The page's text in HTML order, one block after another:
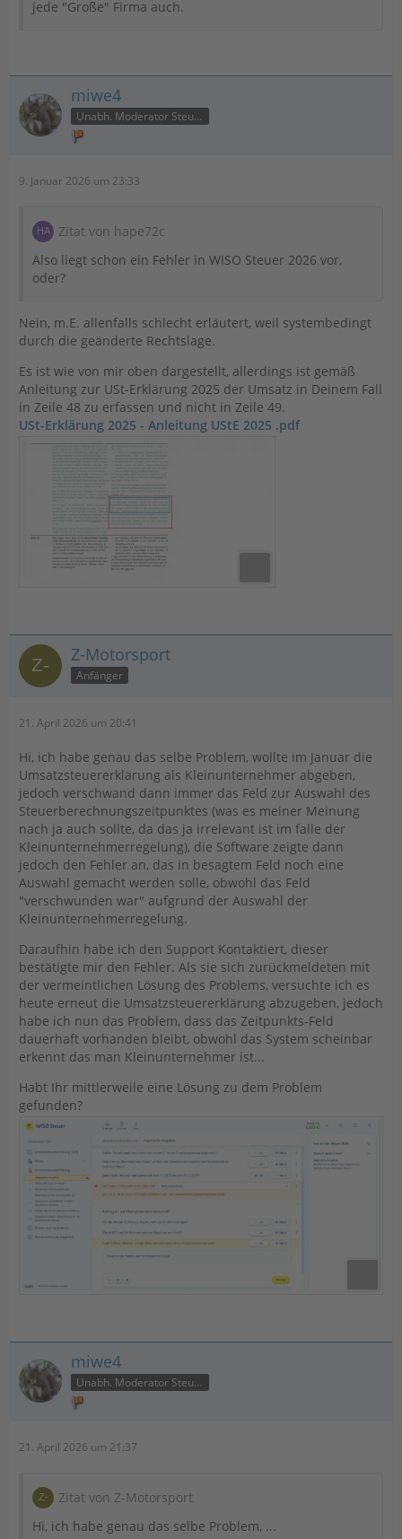
jede "Große" Firma auch.
miwe4
Unabh. Moderator Steuer
9. Januar 2026 um 23:33
Zitat von hape72c
Also liegt schon ein Fehler in WISO Steuer 2026 vor,
oder?
Nein, m.E. allenfalls schlecht erläutert, weil systembedingt
durch die geänderte Rechtslage.
Es ist wie von mir oben dargestellt, allerdings ist gemäß
Anleitung zur USt-Erklärung 2025 der Umsatz in Deinem Fall
in Zeile 48 zu erfassen und nicht in Zeile 49.
USt-Erklärung 2025 - Anleitung UStE 2025 .pdf
Z-Motorsport
Anfänger
21. April 2026 um 20:41
Hi, ich habe genau das selbe Problem, wollte im Januar die
Umsatzsteuererklärung als Kleinunternehmer abgeben,
jedoch verschwand dann immer das Feld zur Auswahl des
Steuerberechnungszeitpunktes (was es meiner Meinung
nach ja auch sollte, da das ja irrelevant ist im falle der
Kleinunternehmerregelung), die Software zeigte dann
jedoch den Fehler an, das in besagtem Feld noch eine
Auswahl gemacht werden solle, obwohl das Feld
"verschwunden war" aufgrund der Auswahl der
Kleinunternehmerregelung.
Daraufhin habe ich den Support Kontaktiert, dieser
bestätigte mir den Fehler. Als sie sich zurückmeldeten mit
der vermeintlichen Lösung des Problems, versuchte ich es
heute erneut die Umsatzsteuererklärung abzugeben, jedoch
habe ich nun das Problem, dass das Zeitpunkts-Feld
dauerhaft vorhanden bleibt, obwohl das System scheinbar
erkennt das man Kleinunternehmer ist...
Habt Ihr mittlerweile eine Lösung zu dem Problem
gefunden?
miwe4
Unabh. Moderator Steuer
21. April 2026 um 21:37
Zitat von Z-Motorsport
Hi, ich habe genau das selbe Problem, ...